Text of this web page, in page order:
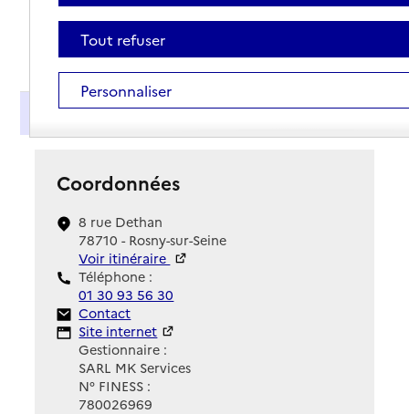
Présentation
Coordonnées
8 rue Dethan
78710 - Rosny-sur-Seine
Voir itinéraire
Téléphone :
01 30 93 56 30
Contact
Contact
Site Internet
Site internet
Gestionnaire :
SARL MK Services
N° FINESS :
780026969
Tout refuser
Personnaliser